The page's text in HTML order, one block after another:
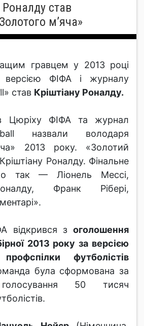
став
м’яча»
гравцем у 2013 році
версією ФІФА і журналу
став Кріштіану Роналду.
Цюріху ФІФА та журнал
назвали володаря
2013 року. «Золотий
Роналду. Фінальне
так — Ліонель Мессі,
Франк Рібері,
відкрився з оголошення
2013 року за версією
футболістів
була сформована за
50 тисяч